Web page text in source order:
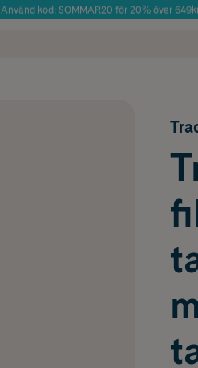
Använd kod: SOMMAR20 för 20% över